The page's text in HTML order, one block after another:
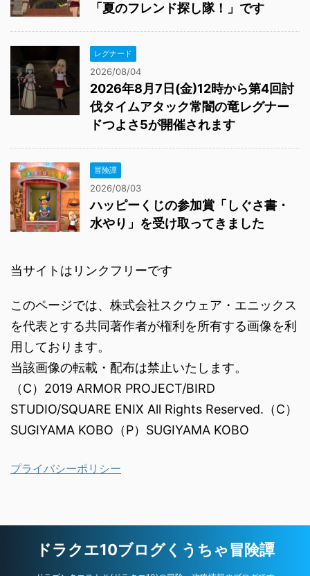
「夏のフレンド探し隊！」です
レグナード
2026/08/04
2026年8月7日(金)12時から第4回討
伐タイムアタック常闇の竜レグナー
ドつよさ5が開催されます
冒険譚
2026/08/03
ハッピーくじの参加賞「しぐさ書・
水やり」を受け取ってきました
当サイトはリンクフリーです
このページでは、株式会社スクウェア・エニックス
を代表とする共同著作者が権利を所有する画像を利
用しております。
当該画像の転載・配布は禁止いたします。
（C）2019 ARMOR PROJECT/BIRD
STUDIO/SQUARE ENIX All Rights Reserved.（C）
SUGIYAMA KOBO（P）SUGIYAMA KOBO
プライバシーポリシー
ドラクエ10ブログくうちゃ冒険譚